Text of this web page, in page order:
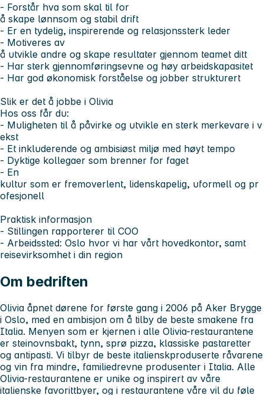
- Forstår hva som skal til for
å skape lønnsom og stabil drift
- Er en tydelig, inspirerende og relasjonssterk leder
- Motiveres av
å utvikle andre og skape resultater gjennom teamet ditt
- Har sterk gjennomføringsevne og høy arbeidskapasitet
- Har god økonomisk forståelse og jobber strukturert
Slik er det å jobbe i Olivia
Hos oss får du:
- Muligheten til å påvirke og utvikle en sterk merkevare i v
ekst
- Et inkluderende og ambisiøst miljø med høyt tempo
- Dyktige kollegaer som brenner for faget
- En
kultur som er fremoverlent, lidenskapelig, uformell og pr
ofesjonell
Praktisk informasjon
- Stillingen rapporterer til COO
- Arbeidssted: Oslo hvor vi har vårt hovedkontor, samt
reisevirksomhet i din region
Om bedriften
Olivia åpnet dørene for første gang i 2006 på Aker Brygge
i Oslo, med en ambisjon om å tilby de beste smakene fra
Italia. Menyen som er kjernen i alle Olivia-restaurantene
er steinovnsbakt, tynn, sprø pizza, klassiske pastaretter
og antipasti. Vi tilbyr de beste italienskproduserte råvarene
og vin fra mindre, familiedrevne produsenter i Italia. Alle
Olivia-restaurantene er unike og inspirert av våre
italienske favorittbyer, og i restaurantene våre vil du føle